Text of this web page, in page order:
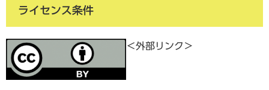
ライセンス条件
＜外部リンク＞